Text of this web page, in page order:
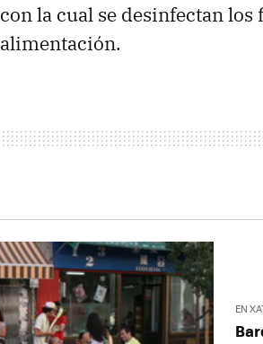
con la cual se desinfectan
alimentación.
EN